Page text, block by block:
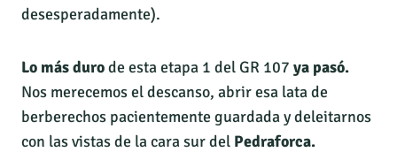
desesperadamente).
Lo más durode esta etapa 1 del GR 107 ya pasó.
Nos merecemos el descanso, abrir esa lata de
berberechos pacientemente guardada y deleitarnos
con las vistas de la cara sur del Pedraforca.